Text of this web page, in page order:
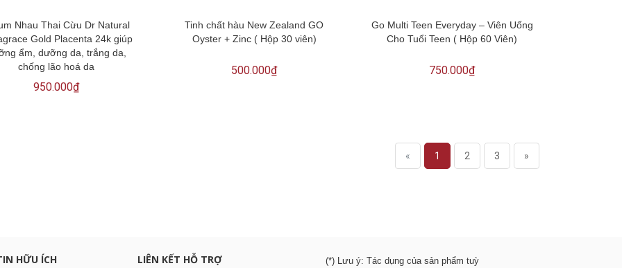
Nhau Thai Cừu Dr Natural
Gold Placenta 24k giúp
ẩm, dưỡng da, trắng da,
chống lão hoá da
950.000₫
Tinh chất hàu New Zealand GO
Oyster + Zinc ( Hộp 30 viên)
500.000₫
Go Multi Teen Everyday – Viên Uống
Cho Tuổi Teen ( Hộp 60 Viên)
750.000₫
« 1 2 3 »
HỮU ÍCH LIÊN KẾT HỖ TRỢ (*) Lưu ý: Tác dụng của sản phẩm tuỳ